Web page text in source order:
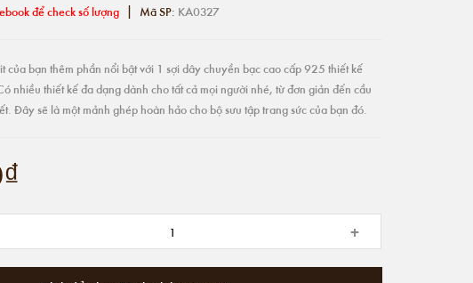
để check số lượng | Mã SP: KA0327
của bạn thêm phần nổi bật với 1 sợi dây chuyền bạc cao cấp 925 thiết kế
nhiều thiết kế đa dạng dành cho tất cả mọi người nhé, từ đơn giản đến cầu
Đây sẽ là một mảnh ghép hoàn hảo cho bộ sưu tập trang sức của bạn đó.
+